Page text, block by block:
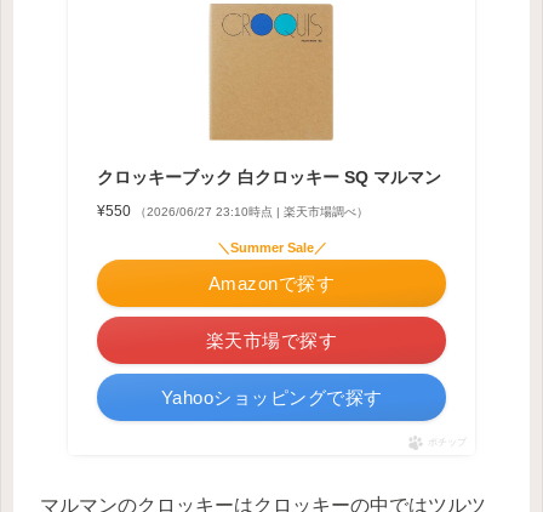
クロッキーブック 白クロッキー SQ マルマン
¥550 （2026/06/27 23:10時点 | 楽天市場調べ）
＼Summer Sale／
Amazonで探す
楽天市場で探す
Yahooショッピングで探す
ポチップ
マルマンのクロッキーはクロッキーの中ではツルツ